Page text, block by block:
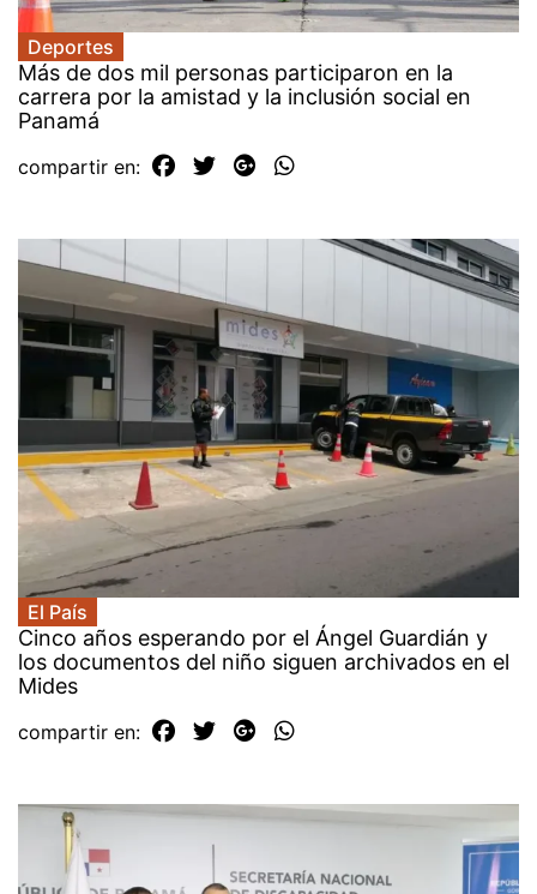
Deportes
Más de dos mil personas participaron en la
carrera por la amistad y la inclusión social en
Panamá
compartir en:
El País
Cinco años esperando por el Ángel Guardián y
los documentos del niño siguen archivados en el
Mides
compartir en: